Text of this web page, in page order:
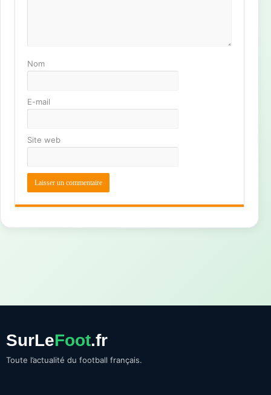
Nom
E-mail
Site web
SurLeFoot.fr
Toute l’actualité du football français.